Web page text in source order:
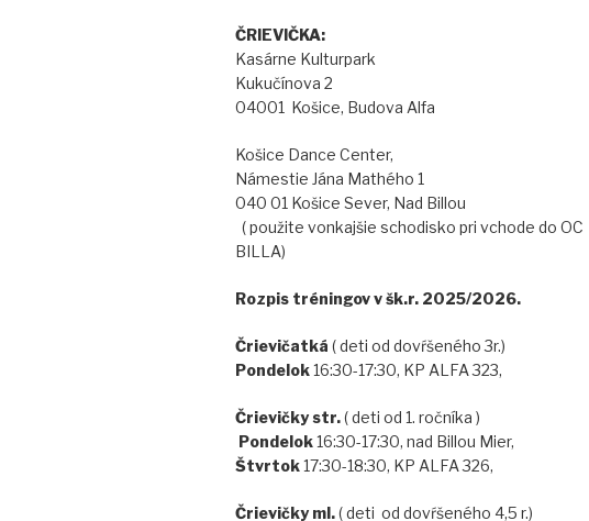
ČRIEVIČKA:
Kasárne Kulturpark
Kukučínova 2
04001 Košice, Budova Alfa
Košice Dance Center,
Námestie Jána Mathého 1
040 01 Košice Sever, Nad Billou
( použite vonkajšie schodisko pri vchode do OC
BILLA)
Rozpis tréningov v šk.r. 2025/2026.
Črievičatká ( deti od dovŕšeného 3r.)
Pondelok16:30-17:30, KP ALFA 323,
Črievičky str.( deti od 1. ročníka )
Pondelok16:30-17:30, nad Billou Mier,
Štvrtok17:30-18:30, KP ALFA 326,
Črievičky ml.( deti od dovŕšeného 4,5 r.)